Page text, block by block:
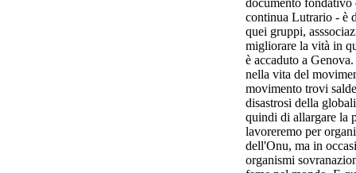
documento
continua Lutrario - è
quei gruppi,
migliorare la vità in
è accaduto a
nella vita del
movimento trovi
disastrosi della
quindi di allargare la
lavoreremo per
dell'Onu, ma in
organismi